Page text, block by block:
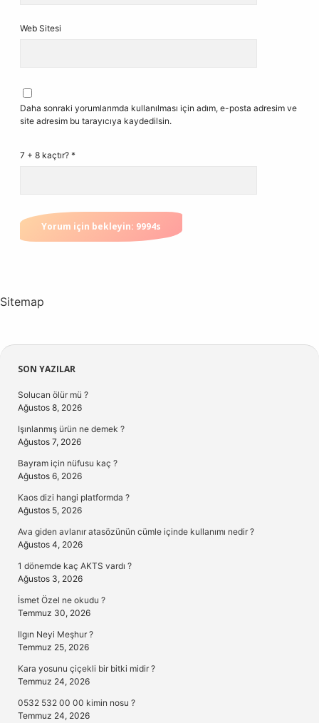
Web Sitesi
Daha sonraki yorumlarımda kullanılması için adım, e-posta adresim ve
site adresim bu tarayıcıya kaydedilsin.
7 + 8 kaçtır? *
Sitemap
Sidebar
SON YAZILAR
Solucan ölür mü ?
Ağustos 8, 2026
Işınlanmış ürün ne demek ?
Ağustos 7, 2026
Bayram için nüfusu kaç ?
Ağustos 6, 2026
Kaos dizi hangi platformda ?
Ağustos 5, 2026
Ava giden avlanır atasözünün cümle içinde kullanımı nedir ?
Ağustos 4, 2026
1 dönemde kaç AKTS vardı ?
Ağustos 3, 2026
İsmet Özel ne okudu ?
Temmuz 30, 2026
Ilgın Neyi Meşhur ?
Temmuz 25, 2026
Kara yosunu çiçekli bir bitki midir ?
Temmuz 24, 2026
0532 532 00 00 kimin nosu ?
Temmuz 24, 2026